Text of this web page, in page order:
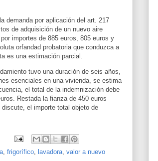
demanda por aplicación del art. 217
de adquisición de un nuevo aire
importes de 885 euros, 805 euros y
orfandad probatoria que conduzca a
es una estimación parcial.
tuvo una duración de seis años,
esenciales en una vivienda, se estima
el total de la indemnización debe
Restada la fianza de 450 euros
el importe total objeto de
, frigorífico, lavadora, valor a nuevo